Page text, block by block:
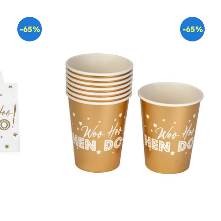
-65% -65%